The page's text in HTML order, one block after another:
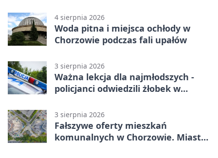
4 sierpnia 2026
Woda pitna i miejsca ochłody w
Chorzowie podczas fali upałów
3 sierpnia 2026
Ważna lekcja dla najmłodszych -
policjanci odwiedzili żłobek w
3 sierpnia 2026
Fałszywe oferty mieszkań
komunalnych w Chorzowie. Miasto